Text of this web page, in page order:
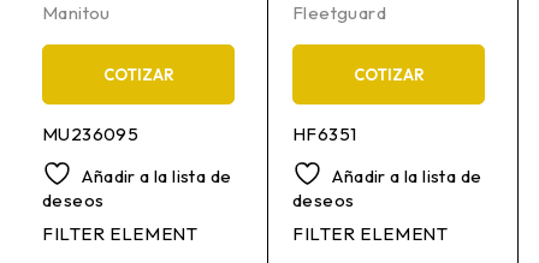
Manitou
COTIZAR
MU236095
Añadir a la lista de
deseos
FILTER ELEMENT
Fleetguard
COTIZAR
HF6351
Añadir a la lista de
deseos
FILTER ELEMENT